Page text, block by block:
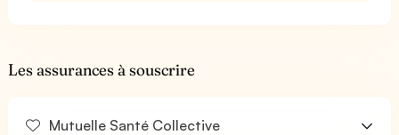
Les assurances à souscrire
Mutuelle Santé Collective